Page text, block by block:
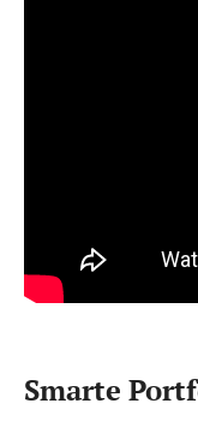
Smarte